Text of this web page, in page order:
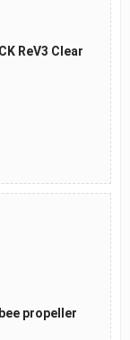
ReV3 Clear
propeller